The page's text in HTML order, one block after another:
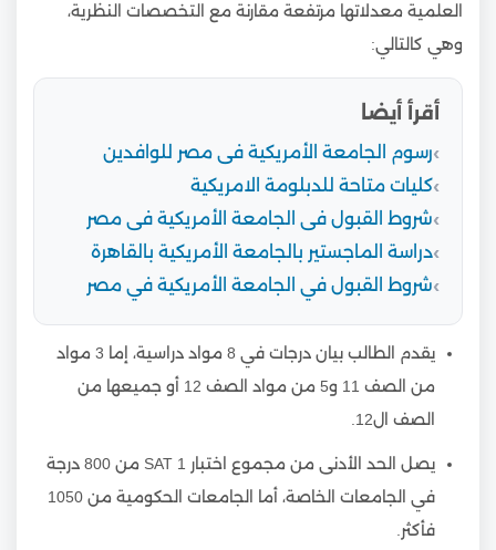
العلمية معدلاتها مرتفعة مقارنة مع التخصصات النظرية،
وهي كالتالي:
أقرأ أيضا
رسوم الجامعة الأمريكية فى مصر للوافدين
كليات متاحة للدبلومة الامريكية
شروط القبول فى الجامعة الأمريكية فى مصر
دراسة الماجستير بالجامعة الأمريكية بالقاهرة
شروط القبول في الجامعة الأمريكية في مصر
يقدم الطالب بيان درجات في 8 مواد دراسية، إما 3 مواد
من الصف 11 و5 من مواد الصف 12 أو جميعها من
الصف ال12.
يصل الحد الأدنى من مجموع اختبار SAT 1 من 800 درجة
في الجامعات الخاصة، أما الجامعات الحكومية من 1050
فأكثر.